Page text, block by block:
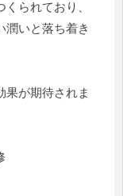
られており、
潤いと落ち着き
果が期待されま